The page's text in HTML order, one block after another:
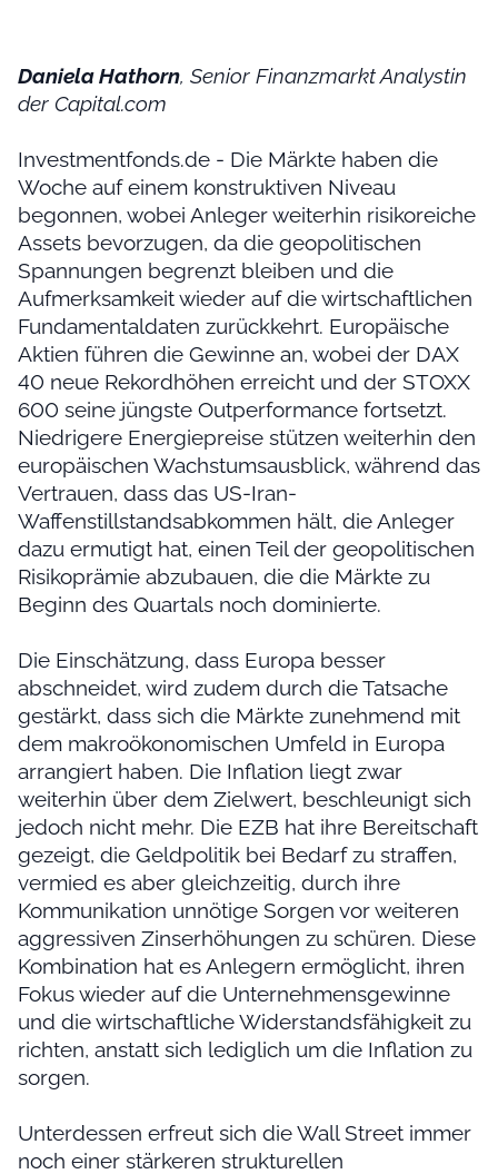
Daniela Hathorn, Senior Finanzmarkt Analystin
der Capital.com
Investmentfonds.de - Die Märkte haben die
Woche auf einem konstruktiven Niveau
begonnen, wobei Anleger weiterhin risikoreiche
Assets bevorzugen, da die geopolitischen
Spannungen begrenzt bleiben und die
Aufmerksamkeit wieder auf die wirtschaftlichen
Fundamentaldaten zurückkehrt. Europäische
Aktien führen die Gewinne an, wobei der DAX
40 neue Rekordhöhen erreicht und der STOXX
600 seine jüngste Outperformance fortsetzt.
Niedrigere Energiepreise stützen weiterhin den
europäischen Wachstumsausblick, während das
Vertrauen, dass das US-Iran-
Waffenstillstandsabkommen hält, die Anleger
dazu ermutigt hat, einen Teil der geopolitischen
Risikoprämie abzubauen, die die Märkte zu
Beginn des Quartals noch dominierte.
Die Einschätzung, dass Europa besser
abschneidet, wird zudem durch die Tatsache
gestärkt, dass sich die Märkte zunehmend mit
dem makroökonomischen Umfeld in Europa
arrangiert haben. Die Inflation liegt zwar
weiterhin über dem Zielwert, beschleunigt sich
jedoch nicht mehr. Die EZB hat ihre Bereitschaft
gezeigt, die Geldpolitik bei Bedarf zu straffen,
vermied es aber gleichzeitig, durch ihre
Kommunikation unnötige Sorgen vor weiteren
aggressiven Zinserhöhungen zu schüren. Diese
Kombination hat es Anlegern ermöglicht, ihren
Fokus wieder auf die Unternehmensgewinne
und die wirtschaftliche Widerstandsfähigkeit zu
richten, anstatt sich lediglich um die Inflation zu
sorgen.
Unterdessen erfreut sich die Wall Street immer
noch einer stärkeren strukturellen